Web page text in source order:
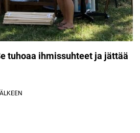
tuhoaa ihmissuhteet ja jättää